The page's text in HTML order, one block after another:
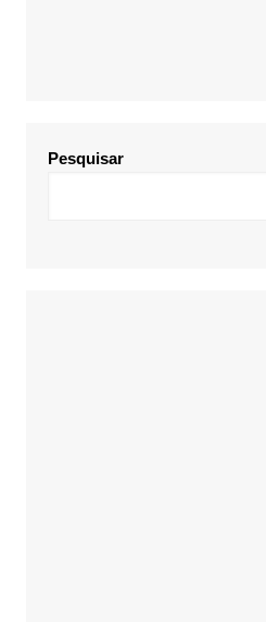
Pesquisar